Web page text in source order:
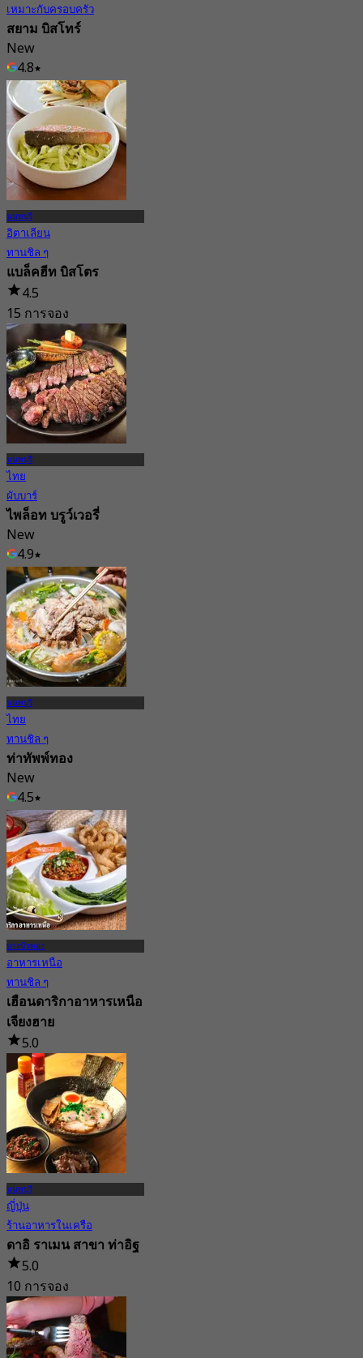
เหมาะกับครอบครัว
สยาม บิสโทร์
New
4.8
จาก
฿ 422.5
นนทบุรี
อิตาเลียน
ทานชิล ๆ
แบล็คฮีท บิสโตร
4.5
15 การจอง
จาก฿ 405
นนทบุรี
ไทย
ผับบาร์
ไพล็อท บรูว์เวอรี่
New
4.9
จาก฿ 312.5
นนทบุรี
ไทย
ทานชิล ๆ
ท่าทัพพ์ทอง
New
4.5
จาก฿ 247.5
บางบัวทอง
อาหารเหนือ
ทานชิล ๆ
เฮือนดาริกาอาหารเหนือ
เจียงฮาย
5.0
4 การจอง
จาก฿ 172.5
นนทบุรี
ญี่ปุ่น
ร้านอาหารในเครือ
ดาอิ ราเมน สาขา ท่าอิฐ
5.0
10 การจอง
จาก฿ 220